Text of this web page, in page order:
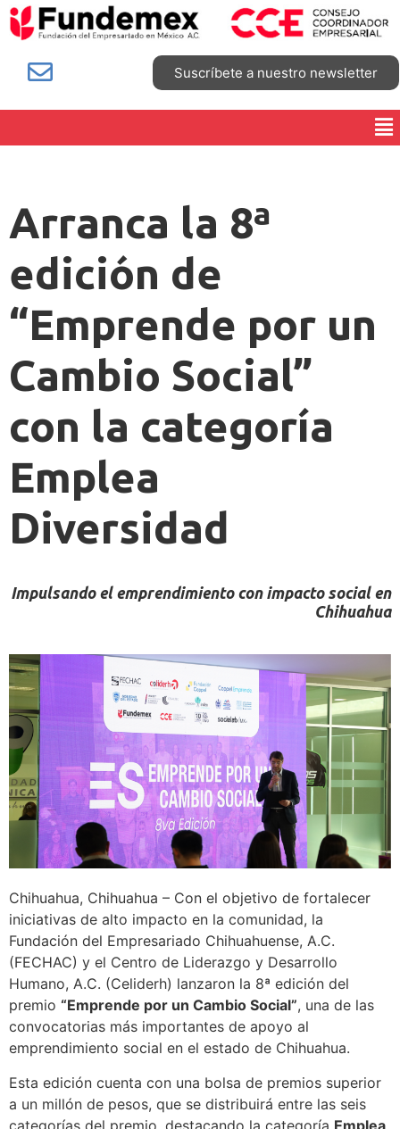
Suscríbete a nuestro newsletter
Arranca la 8ª
edición de
“Emprende por un
Cambio Social”
con la categoría
Emplea
Diversidad
Impulsando el emprendimiento con impacto social en
Chihuahua
Chihuahua, Chihuahua – Con el objetivo de fortalecer
iniciativas de alto impacto en la comunidad, la
Fundación del Empresariado Chihuahuense, A.C.
(FECHAC) y el Centro de Liderazgo y Desarrollo
Humano, A.C. (Celiderh) lanzaron la 8ª edición del
premio “Emprende por un Cambio Social”, una de las
convocatorias más importantes de apoyo al
emprendimiento social en el estado de Chihuahua.
Esta edición cuenta con una bolsa de premios superior
a un millón de pesos, que se distribuirá entre las seis
categorías del premio, destacando la categoría Emplea